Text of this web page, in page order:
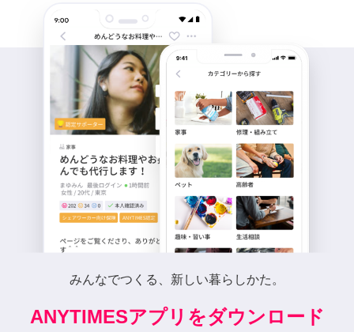
みんなでつくる、新しい暮らしかた。
ANYTIMESアプリをダウンロード